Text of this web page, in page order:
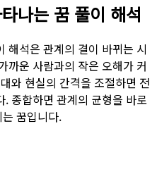
나는 꿈 풀이 해석
해석은 관계의 결이 바뀌는 시
까운 사람과의 작은 오해가 커
와 현실의 간격을 조절하면 전
종합하면 관계의 균형을 바로
꿈입니다.